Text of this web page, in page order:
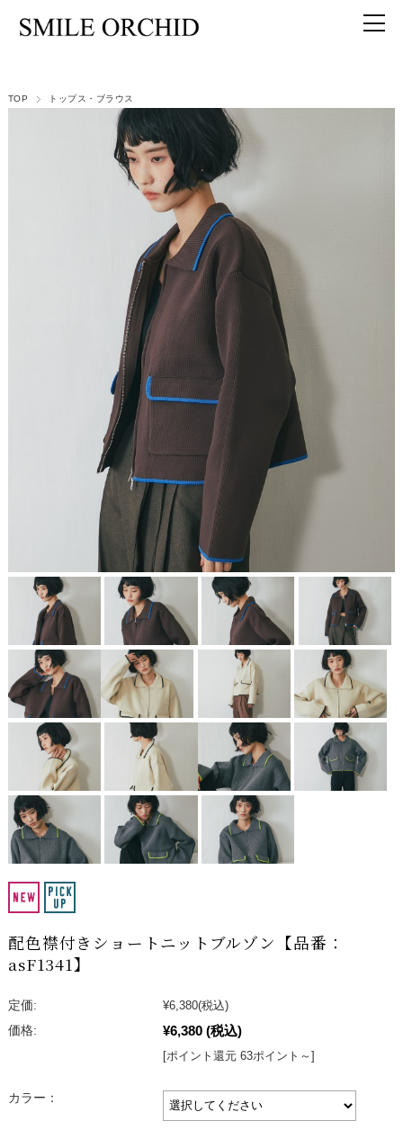
TOP トップス・ブラウス
配色襟付きショートニットブルゾン【品番：
asF1341】
定価: ¥6,380(税込)
価格:
¥6,380 (税込)
[ポイント還元 63ポイント～]
カラー：